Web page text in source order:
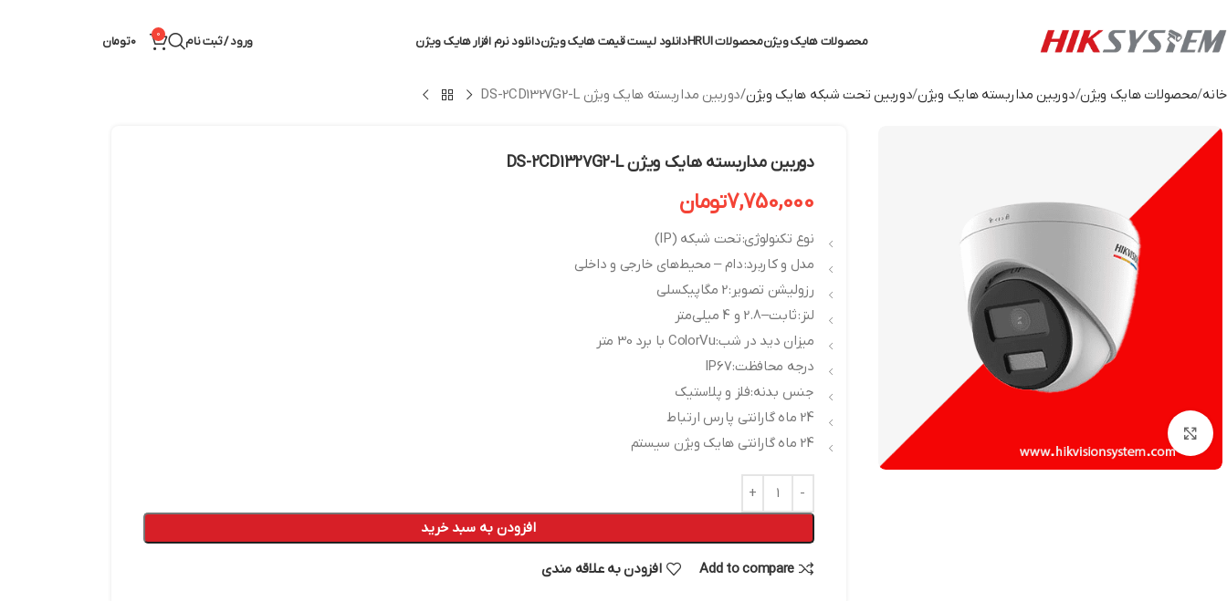
محصولات هایک ویژنمحصولات HRUI دانلود لیست قیمت هایک ویژندانلود نرم افزار هایک ویژن ورود / ثبت نام 0
0تومان
خانه محصولات هایک ویژن دوربین مداربسته هایک ویژن دوربین تحت شبکه هایک ویژن دوربین مداربسته هایک ویژن DS-2CD1327G2-L
دوربین مداربسته هایک ویژن DS-2CD1327G2-L
7,750,000تومان
نوع تکنولوژی: تحت شبکه (IP)
مدل و کاربرد: دام – محیط‌های خارجی و داخلی
رزولیشن تصویر: 2 مگاپیکسلی
لنز: ثابت – 2.8 و 4 میلی‌متر
میزان دید در شب: ColorVu با برد 30 متر
درجه محافظت: IP67
جنس بدنه: فلز و پلاستیک
24 ماه گارانتی پارس ارتباط
24 ماه گارانتی هایک ویژن سیستم
افزودن به سبد خرید
Add to compare افزودن به علاقه مندی